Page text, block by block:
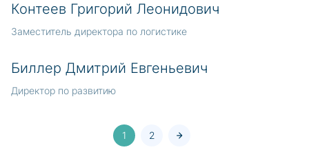
Контеев Григорий Леонидович
Заместитель директора по логистике
Биллер Дмитрий Евгеньевич
Директор по развитию
1 2